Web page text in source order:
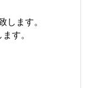
します。
す。